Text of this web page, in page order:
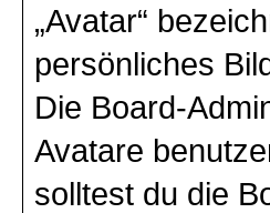
„Avatar“
persönliches
Die Board-
Avatare
solltest du die